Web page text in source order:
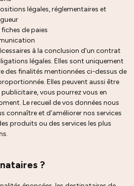
légales, réglementaires et
de paies
à la conclusion d’un contrat
légales. Elles sont uniquement
des finalités mentionnées ci-dessus de
Elles peuvent aussi être
vous pourrez vous en
Le recueil de vos données nous
connaître et d’améliorer nos services
produits ou des services les plus
?